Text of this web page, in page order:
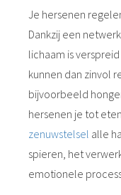
Je hersenen
Dankzij een
lichaam is
kunnen dan zinvol
bijvoorbeeld
hersenen je tot
zenuwstelsel alle
spieren, het
emotionele
worden
over